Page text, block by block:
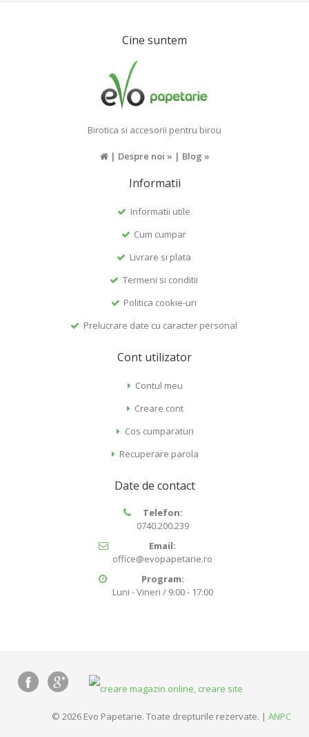
Cine suntem
Birotica si accesorii pentru birou
| Despre noi » | Blog »
Informatii
Informatii utile
Cum cumpar
Livrare si plata
Termeni si conditii
Politica cookie-uri
Prelucrare date cu caracter personal
Cont utilizator
Contul meu
Creare cont
Cos cumparaturi
Recuperare parola
Date de contact
Telefon:
0740.200.239
Email:
office@evopapetarie.ro
Program:
Luni - Vineri / 9:00 - 17:00
© 2026 Evo Papetarie. Toate drepturile rezervate. | ANPC